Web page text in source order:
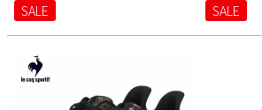
スポルティフ le coq sportif
SALE
SALE